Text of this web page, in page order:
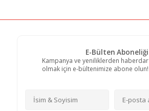
E-Bülten Aboneliği
Kampanya ve yeniliklerden haberdar
olmak için e-bültenimize abone olun!